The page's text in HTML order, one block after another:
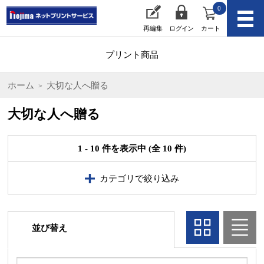
再編集 ログイン カート
0
プリント商品
ホーム 大切な人へ贈る
大切な人へ贈る
1 - 10 件を表示中 (全 10 件)
カテゴリで絞り込み
並び替え